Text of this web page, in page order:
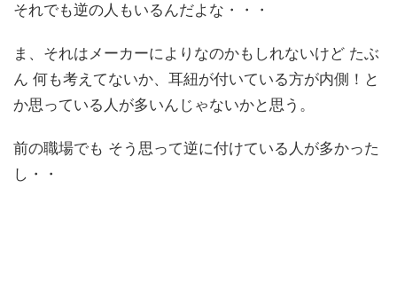
それでも逆の人もいるんだよな・・・
ま、それはメーカーによりなのかもしれないけど たぶ
ん 何も考えてないか、耳紐が付いている方が内側！と
か思っている人が多いんじゃないかと思う。
前の職場でも そう思って逆に付けている人が多かった
し・・